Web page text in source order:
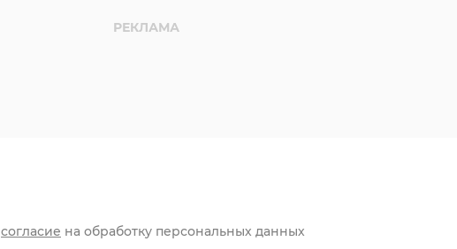
согласие на обработку персональных данных